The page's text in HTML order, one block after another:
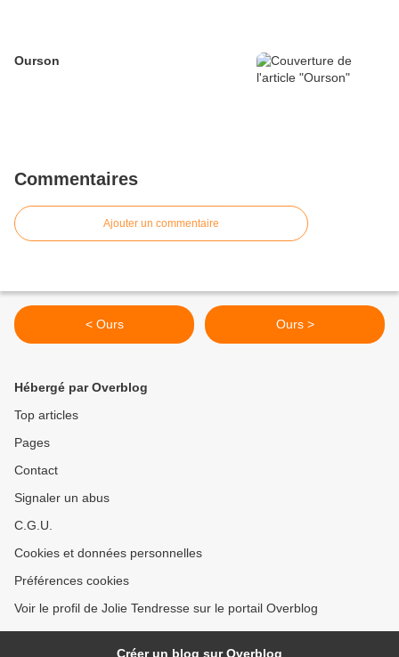
Ourson
Commentaires
Ajouter un commentaire
< Ours Ours >
Hébergé par Overblog
Top articles
Pages
Contact
Signaler un abus
C.G.U.
Cookies et données personnelles
Préférences cookies
Voir le profil de Jolie Tendresse sur le portail Overblog
Créer un blog sur Overblog